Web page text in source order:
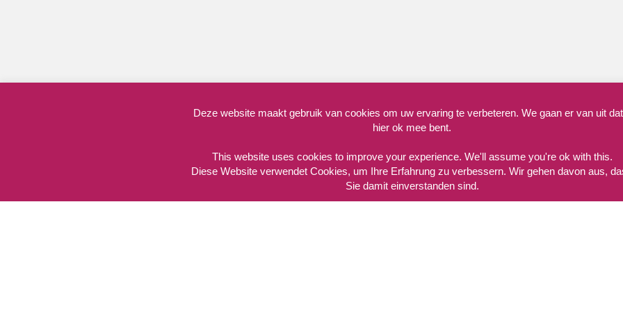
Copyright © TT Camping Paasloo : 2015-2026
Deze website maakt gebruik van cookies om uw ervaring te verbeteren. We gaan er van uit
hier ok mee bent.
This website uses cookies to improve your experience. We'll assume you're ok with this.
Diese Website verwendet Cookies, um Ihre Erfahrung zu verbessern. Wir gehen davon aus,
Sie damit einverstanden sind.